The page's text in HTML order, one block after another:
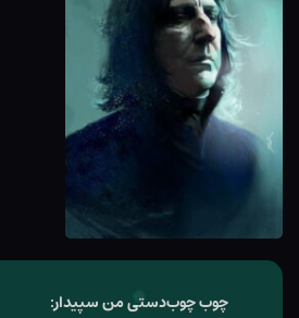
چوب چوب‌دستی من سپیدار: